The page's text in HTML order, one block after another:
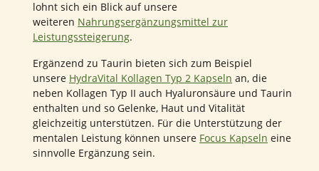
lohnt sich ein Blick auf unsere
weiteren Nahrungsergänzungsmittel zur
Leistungssteigerung.
Ergänzend zu Taurin bieten sich zum Beispiel
unsere HydraVital Kollagen Typ 2 Kapseln an, die
neben Kollagen Typ II auch Hyaluronsäure und Taurin
enthalten und so Gelenke, Haut und Vitalität
gleichzeitig unterstützen. Für die Unterstützung der
mentalen Leistung können unsere Focus Kapseln eine
sinnvolle Ergänzung sein.